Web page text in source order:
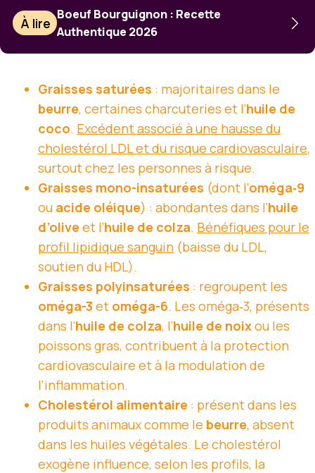
À lire
Boeuf Bourguignon : Recette
Authentique 2026
Graisses saturées : majoritaires dans le
beurre, certaines charcuteries et l’huile de
coco. Excédent associé à une hausse du
cholestérol LDL et du risque cardiovasculaire,
surtout chez les personnes à risque.
Graisses mono-insaturées (dont l’oméga‑9
ou acide oléique) : abondantes dans l’huile
d’olive et l’huile de colza. Bénéfiques pour le
profil lipidique sanguin (baisse du LDL,
soutien du HDL).
Graisses polyinsaturées : regroupent les
oméga-3 et oméga-6. Les oméga‑3, présents
dans l’huile de colza, l’huile de noixou les
poissons gras, contribuent à la protection
cardiovasculaire et à la modulation de
l’inflammation.
Cholestérol alimentaire : présent dans les
produits animaux comme le beurre, absent
dans les huiles végétales. Le cholestérol
exogène influence, selon les profils, la